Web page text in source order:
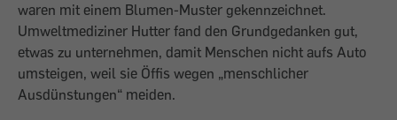
waren mit einem Blumen-­Muster gekennzeichnet.
Umweltmediziner Hutter fand den Grundgedanken gut,
etwas zu unternehmen, damit Menschen nicht aufs Auto
umsteigen, weil sie Öffis wegen „menschlicher
Ausdünstungen“ meiden.